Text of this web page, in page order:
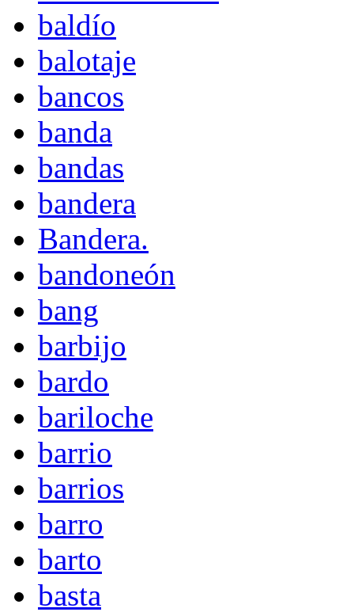
baldío
balotaje
bancos
banda
bandas
bandera
Bandera.
bandoneón
bang
barbijo
bardo
bariloche
barrio
barrios
barro
barto
basta